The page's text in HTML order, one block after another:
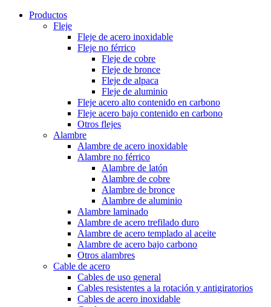
Productos
Fleje
Fleje de acero inoxidable
Fleje no férrico
Fleje de cobre
Fleje de bronce
Fleje de alpaca
Fleje de aluminio
Fleje acero alto contenido en carbono
Fleje acero bajo contenido en carbono
Otros flejes
Alambre
Alambre de acero inoxidable
Alambre no férrico
Alambre de latón
Alambre de cobre
Alambre de bronce
Alambre de aluminio
Alambre laminado
Alambre de acero trefilado duro
Alambre de acero templado al aceite
Alambre de acero bajo carbono
Otros alambres
Cable de acero
Cables de uso general
Cables resistentes a la rotación y antigiratorios
Cables de acero inoxidable